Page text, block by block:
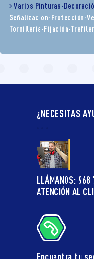
Varios Pinturas-
Señalizacion-Protección-
Tornillería-Fijación-
¿NECESITAS
LLÁMANOS: 968
ATENCIÓN AL
Encuentra tu